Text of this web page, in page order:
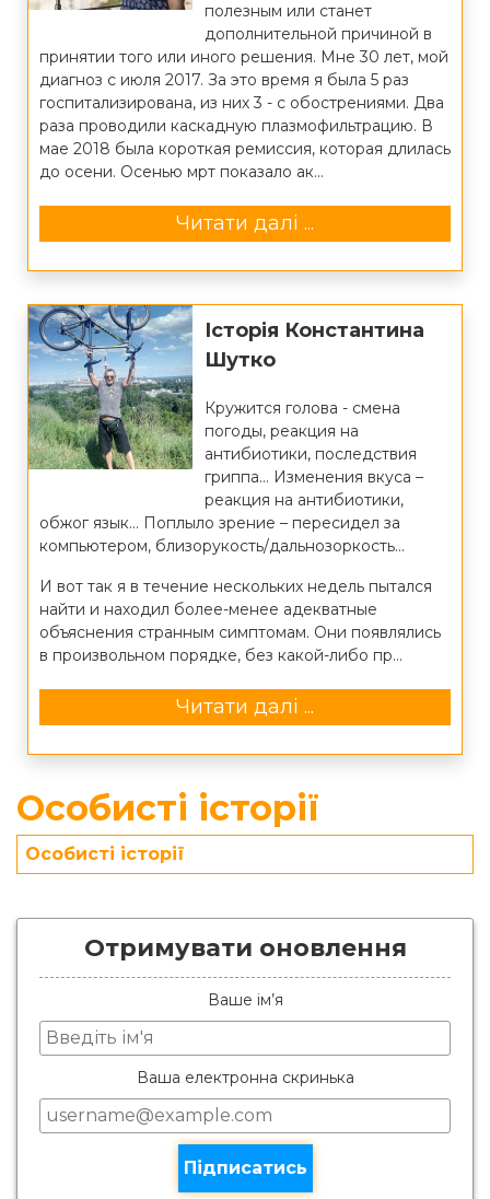
полезным или станет
дополнительной причиной в
принятии того или иного решения. Мне 30 лет, мой
диагноз с июля 2017. За это время я была 5 раз
госпитализирована, из них 3 - с обострениями. Два
раза проводили каскадную плазмофильтрацию. В
мае 2018 была короткая ремиссия, которая длилась
до осени. Осенью мрт показало ак...
Читати далі ...
Історія Константина
Шутко
Кружится голова - смена
погоды, реакция на
антибиотики, последствия
гриппа… Изменения вкуса –
реакция на антибиотики,
обжог язык… Поплыло зрение – пересидел за
компьютером, близорукость/дальнозоркость…
И вот так я в течение нескольких недель пытался
найти и находил более-менее адекватные
объяснения странным симптомам. Они появлялись
в произвольном порядке, без какой-либо пр...
Читати далі ...
Особисті історії
Особисті історії
Отримувати оновлення
Ваше ім’я
Ваша електронна скринька